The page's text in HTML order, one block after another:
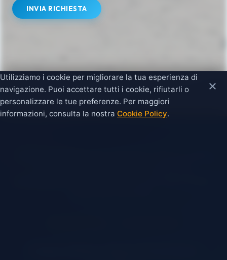
INVIA RICHIESTA
×
Utilizziamo i cookie per migliorare la tua esperienza di
navigazione. Puoi accettare tutti i cookie, rifiutarli o
personalizzare le tue preferenze. Per maggiori
informazioni, consulta la nostra Cookie Policy.